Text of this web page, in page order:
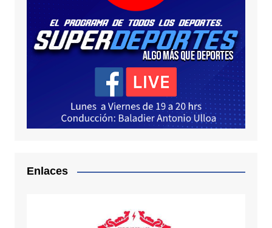
Enlaces